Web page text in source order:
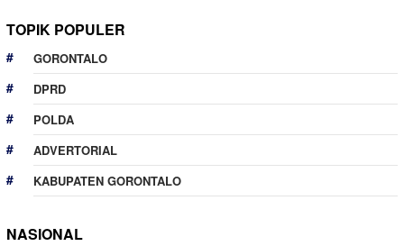
TOPIK POPULER
GORONTALO
DPRD
POLDA
ADVERTORIAL
KABUPATEN GORONTALO
NASIONAL